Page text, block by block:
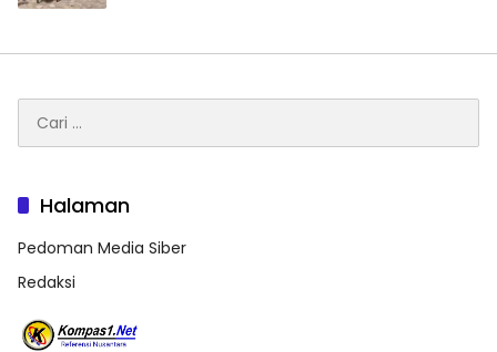
untuk:
Halaman
Pedoman Media Siber
Redaksi